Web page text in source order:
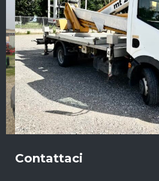
Contattaci